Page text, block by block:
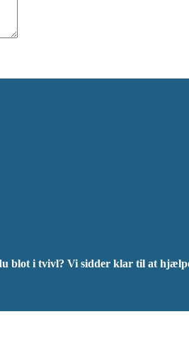
blot i tvivl? Vi sidder klar til at